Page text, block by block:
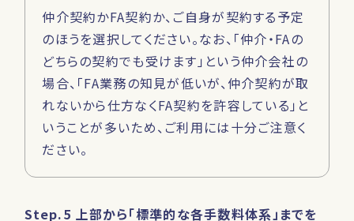
仲介契約かFA契約か、ご自身が契約する予定
のほうを選択してください。なお、「仲介・FAの
どちらの契約でも受けます」という仲介会社の
場合、「FA業務の知見が低いが、仲介契約が取
れないから仕方なくFA契約を許容している」と
いうことが多いため、ご利用には十分ご注意く
ださい。
Step.5 上部から「標準的な各手数料体系」までを